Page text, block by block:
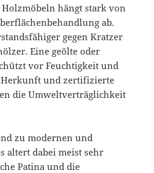
hängt stark von
ab.
gegen Kratzer
Eine geölte oder
vor Feuchtigkeit und
Herkunft und zertifizierte
die Umweltverträglichkeit
zu modernen und
altert dabei meist sehr
Patina und die